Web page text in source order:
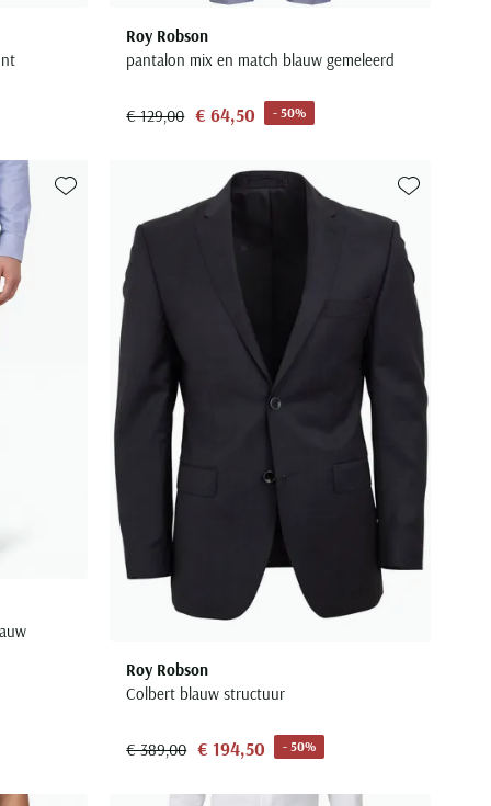
Roy Robson
pantalon mix en match blauw gemeleerd
€ 129,00 € 64,50 - 50%
Toevoegen aan favorieten
Roy Robson
Colbert blauw structuur
€ 389,00 € 194,50 - 50%